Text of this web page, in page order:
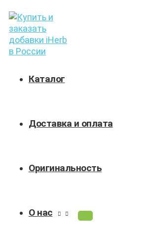
содержимому
Каталог
Доставка и оплата
Оригинальность
О нас
товаров